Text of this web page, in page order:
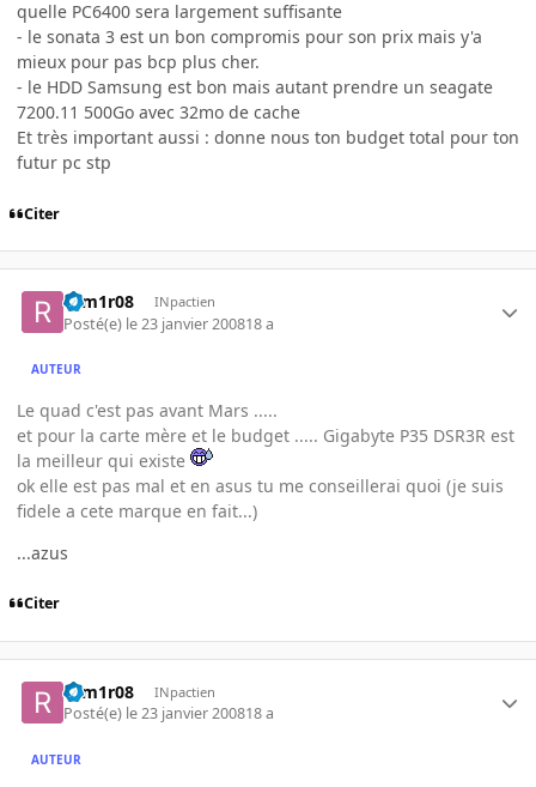
quelle PC6400 sera largement suffisante
- le sonata 3 est un bon compromis pour son prix mais y'a
mieux pour pas bcp plus cher.
- le HDD Samsung est bon mais autant prendre un seagate
7200.11 500Go avec 32mo de cache
Et très important aussi : donne nous ton budget total pour ton
futur pc stp
Citer
rom1r08 INpactien
Posté(e) le 23 janvier 200818 a
AUTEUR
Le quad c'est pas avant Mars .....
et pour la carte mère et le budget ..... Gigabyte P35 DSR3R est
la meilleur qui existe
ok elle est pas mal et en asus tu me conseillerai quoi (je suis
fidele a cete marque en fait...)
...azus
Citer
rom1r08 INpactien
Posté(e) le 23 janvier 200818 a
AUTEUR